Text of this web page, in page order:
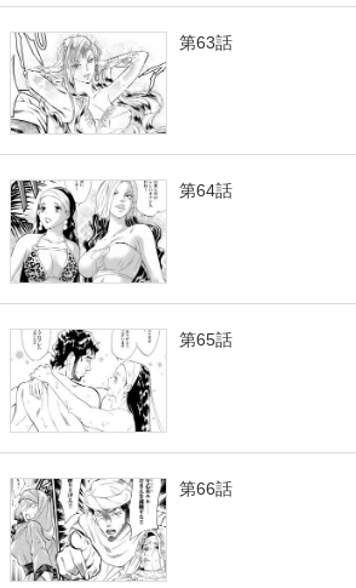
第63話
第64話
第65話
第66話